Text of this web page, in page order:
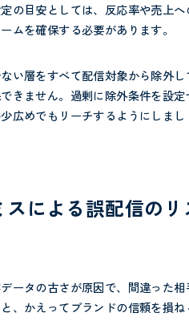
の目安としては、反応率や売上へ
ムを確保する必要があります。
い層をすべて配信対象から除外し
きません。過剰に除外条件を設定
広めでもリーチするようにしまし
による誤配信のリ
ータの古さが原因で、間違った相
、かえってブランドの信頼を損ね